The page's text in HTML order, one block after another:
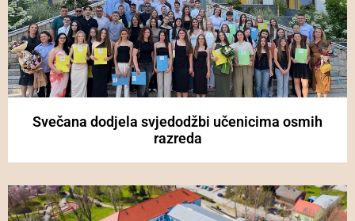
Svečana dodjela svjedodžbi učenicima osmih
razreda